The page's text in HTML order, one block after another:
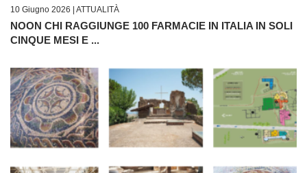
10 Giugno 2026 | ATTUALITÀ
NOON CHI RAGGIUNGE 100 FARMACIE IN ITALIA IN SOLI
CINQUE MESI E ...